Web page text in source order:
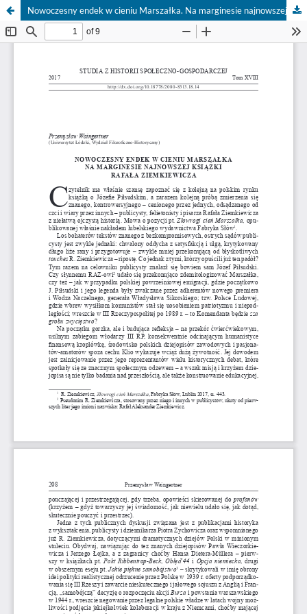
Nowoczesny endek w cieniu Marszałka. Na marginesie najnowszej książki Rafała Ziemkiewicza